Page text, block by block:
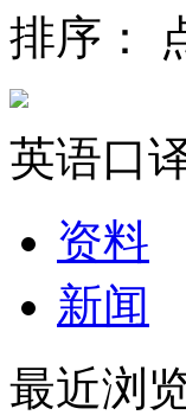
排序：
英语口
资料
新闻
最近浏